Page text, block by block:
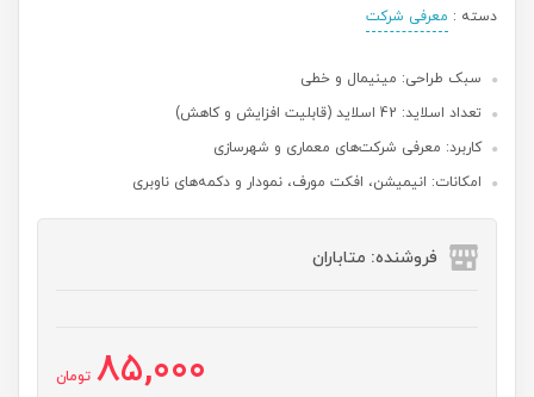
دسته : معرفی شرکت
سبک طراحی: مینیمال و خطی
تعداد اسلاید: 42 اسلاید (قابلیت افزایش و کاهش)
کاربرد: معرفی شرکت‌های معماری و شهرسازی
امکانات: انیمیشن، افکت مورف، نمودار و دکمه‌های ناوبری
فروشنده: متاباران
85,000 تومان